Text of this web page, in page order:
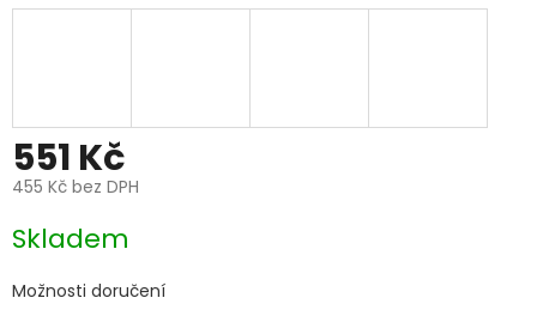
551 Kč
455 Kč bez DPH
cena:
Skladem
Možnosti doručení